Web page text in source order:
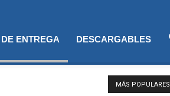
ENTREGA DESCARGABLES
MÁS POPULARES